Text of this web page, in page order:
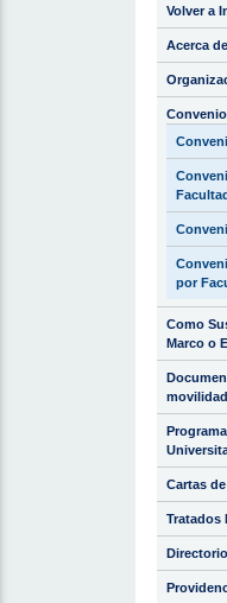
Volver a
Acerca
por
Como
Marco o
Cartas
Tratados
Directorio